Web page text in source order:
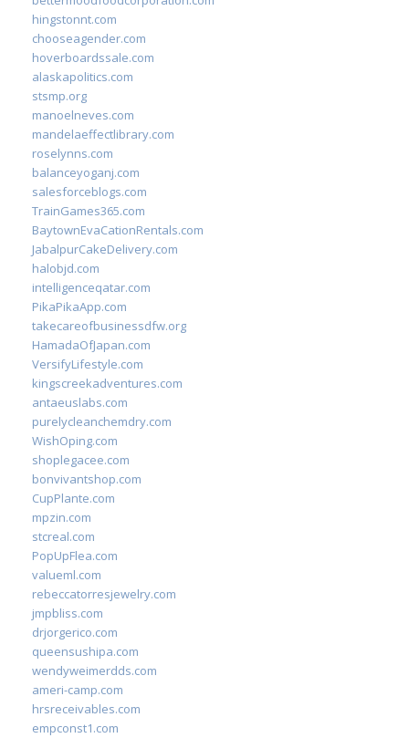
hingstonnt.com
chooseagender.com
hoverboardssale.com
alaskapolitics.com
stsmp.org
manoelneves.com
mandelaeffectlibrary.com
roselynns.com
balanceyoganj.com
salesforceblogs.com
TrainGames365.com
BaytownEvaCationRentals.com
JabalpurCakeDelivery.com
halobjd.com
intelligenceqatar.com
PikaPikaApp.com
takecareofbusinessdfw.org
HamadaOfJapan.com
VersifyLifestyle.com
kingscreekadventures.com
antaeuslabs.com
purelycleanchemdry.com
WishOping.com
shoplegacee.com
bonvivantshop.com
CupPlante.com
mpzin.com
stcreal.com
PopUpFlea.com
valueml.com
rebeccatorresjewelry.com
jmpbliss.com
drjorgerico.com
queensushipa.com
wendyweimerdds.com
ameri-camp.com
hrsreceivables.com
empconst1.com